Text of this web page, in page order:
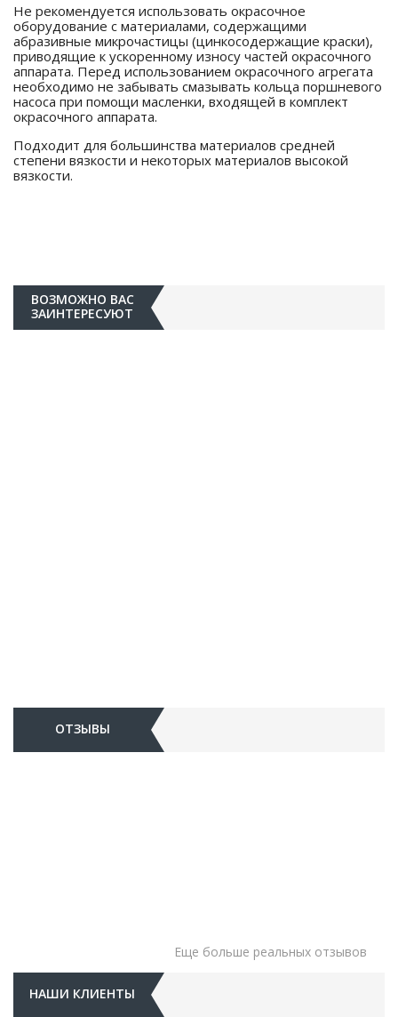
Не рекомендуется использовать окрасочное
оборудование с материалами, содержащими
абразивные микрочастицы (цинкосодержащие краски),
приводящие к ускоренному износу частей окрасочного
аппарата. Перед использованием окрасочного агрегата
необходимо не забывать смазывать кольца поршневого
насоса при помощи масленки, входящей в комплект
окрасочного аппарата.
Подходит для большинства материалов средней
степени вязкости и некоторых материалов высокой
вязкости.
ВОЗМОЖНО ВАС
ЗАИНТЕРЕСУЮТ
ОТЗЫВЫ
Еще больше реальных отзывов
НАШИ КЛИЕНТЫ